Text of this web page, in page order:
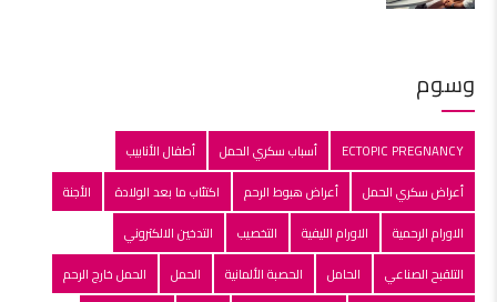
وسوم
ECTOPIC PREGNANCY أسباب سكري الحمل
أطفال الأنابيب
أعراض سكري الحمل
أعراض هبوط الرحم اكتئاب ما بعد الولادة
الأجنة
الاورام الرحمية
الاورام الليفية التخصيب
التدخين الالكتروني
التلقبح الصناعي
الحامل الحصبة الألمانية الحمل
الحمل خارج الرحم